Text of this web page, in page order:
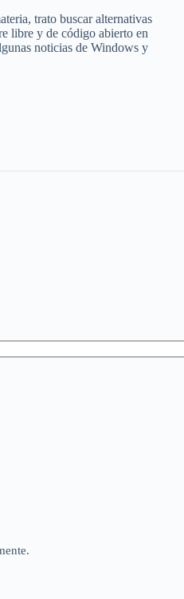
trato buscar alternativas
libre y de código abierto en
noticias de Windows y